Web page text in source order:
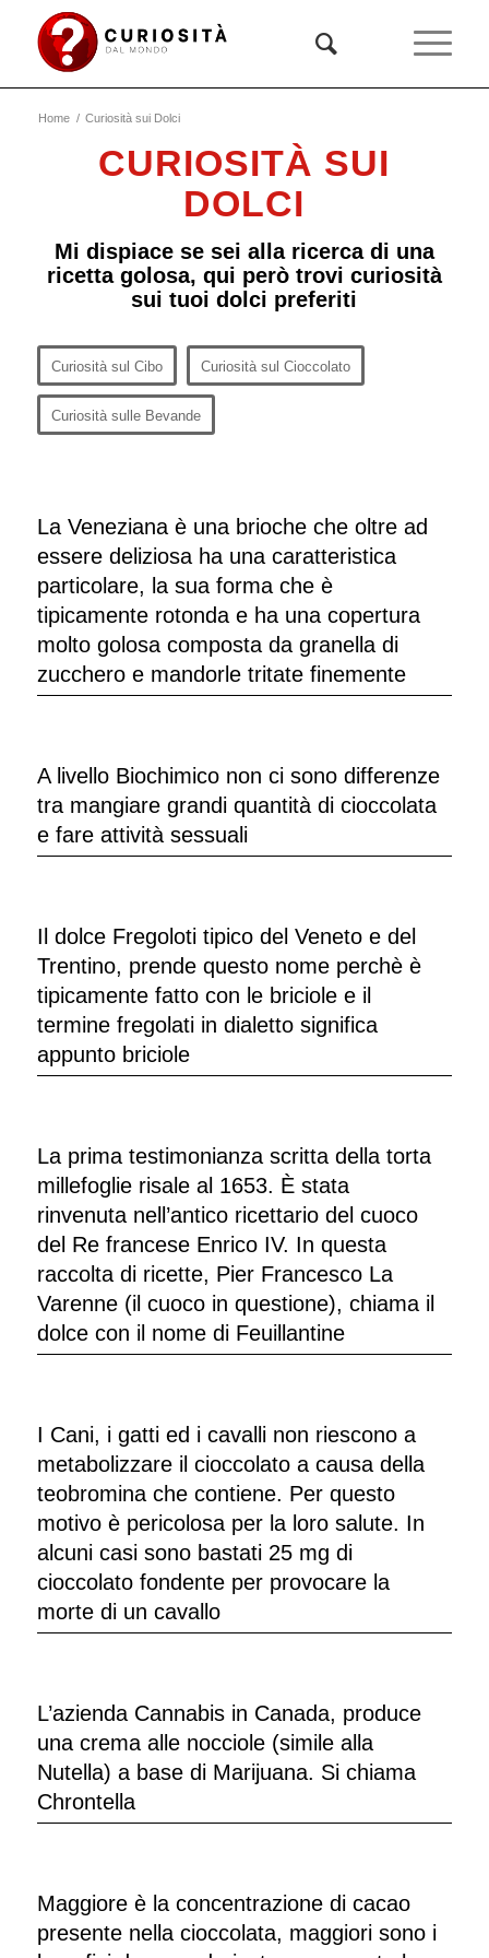
Home / Curiosità sui Dolci
CURIOSITÀ SUI
DOLCI
Mi dispiace se sei alla ricerca di una
ricetta golosa, qui però trovi curiosità
sui tuoi dolci preferiti
Curiosità sul Cibo Curiosità sul Cioccolato
Curiosità sulle Bevande
La Veneziana è una brioche che oltre ad
essere deliziosa ha una caratteristica
particolare, la sua forma che è
tipicamente rotonda e ha una copertura
molto golosa composta da granella di
zucchero e mandorle tritate finemente
A livello Biochimico non ci sono differenze
tra mangiare grandi quantità di cioccolata
e fare attività sessuali
Il dolce Fregoloti tipico del Veneto e del
Trentino, prende questo nome perchè è
tipicamente fatto con le briciole e il
termine fregolati in dialetto significa
appunto briciole
La prima testimonianza scritta della torta
millefoglie risale al 1653. È stata
rinvenuta nell’antico ricettario del cuoco
del Re francese Enrico IV. In questa
raccolta di ricette, Pier Francesco La
Varenne (il cuoco in questione), chiama il
dolce con il nome di Feuillantine
I Cani, i gatti ed i cavalli non riescono a
metabolizzare il cioccolato a causa della
teobromina che contiene. Per questo
motivo è pericolosa per la loro salute. In
alcuni casi sono bastati 25 mg di
cioccolato fondente per provocare la
morte di un cavallo
L’azienda Cannabis in Canada, produce
una crema alle nocciole (simile alla
Nutella) a base di Marijuana. Si chiama
Chrontella
Maggiore è la concentrazione di cacao
presente nella cioccolata, maggiori sono i